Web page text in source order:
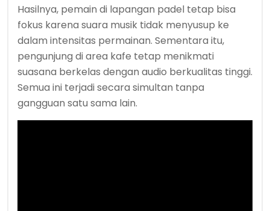
Hasilnya, pemain di lapangan padel tetap bisa
fokus karena suara musik tidak menyusup ke
dalam intensitas permainan. Sementara itu,
pengunjung di area kafe tetap menikmati
suasana berkelas dengan audio berkualitas tinggi.
Semua ini terjadi secara simultan tanpa
gangguan satu sama lain.